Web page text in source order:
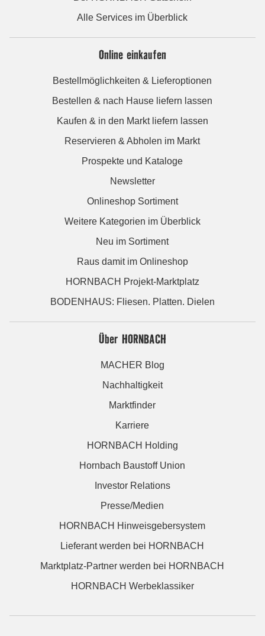
Alle Services im Überblick
Online einkaufen
Bestellmöglichkeiten & Lieferoptionen
Bestellen & nach Hause liefern lassen
Kaufen & in den Markt liefern lassen
Reservieren & Abholen im Markt
Prospekte und Kataloge
Newsletter
Onlineshop Sortiment
Weitere Kategorien im Überblick
Neu im Sortiment
Raus damit im Onlineshop
HORNBACH Projekt-Marktplatz
BODENHAUS: Fliesen. Platten. Dielen
Über HORNBACH
MACHER Blog
Nachhaltigkeit
Marktfinder
Karriere
HORNBACH Holding
Hornbach Baustoff Union
Investor Relations
Presse/Medien
HORNBACH Hinweisgebersystem
Lieferant werden bei HORNBACH
Marktplatz-Partner werden bei HORNBACH
HORNBACH Werbeklassiker